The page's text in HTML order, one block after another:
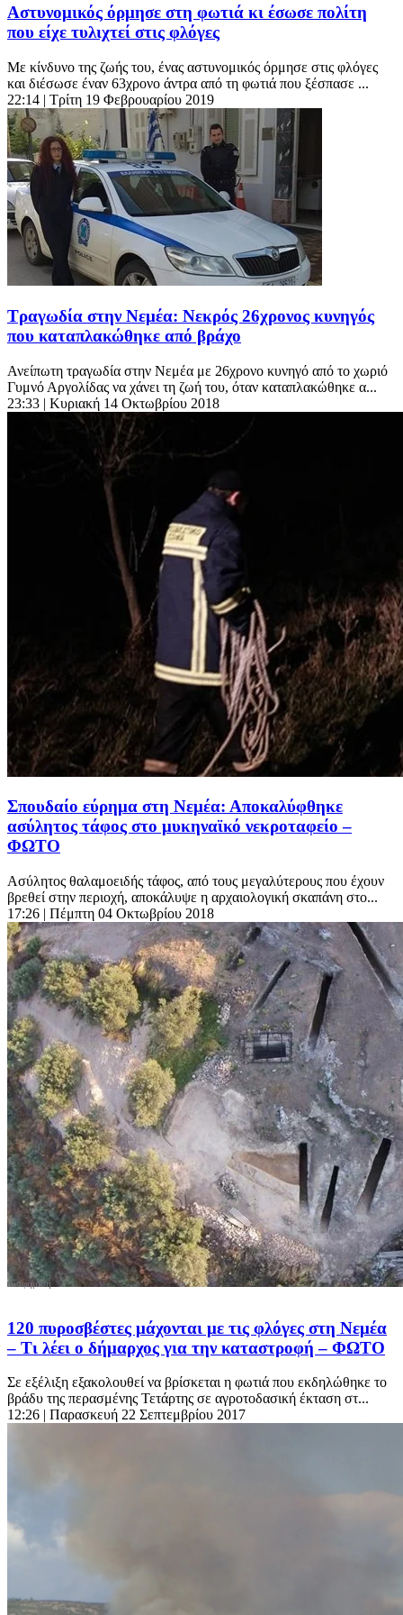
Αστυνομικός όρμησε στη φωτιά κι έσωσε πολίτη
που είχε τυλιχτεί στις φλόγες
Με κίνδυνο της ζωής του, ένας αστυνομικός όρμησε στις φλόγες
και διέσωσε έναν 63χρονο άντρα από τη φωτιά που ξέσπασε ...
22:14 | Τρίτη 19 Φεβρουαρίου 2019
Τραγωδία στην Νεμέα: Νεκρός 26χρονος κυνηγός
που καταπλακώθηκε από βράχο
Ανείπωτη τραγωδία στην Νεμέα με 26χρονο κυνηγό από το χωριό
Γυμνό Αργολίδας να χάνει τη ζωή του, όταν καταπλακώθηκε α...
23:33 | Κυριακή 14 Οκτωβρίου 2018
Σπουδαίο εύρημα στη Νεμέα: Αποκαλύφθηκε
ασύλητος τάφος στο μυκηναϊκό νεκροταφείο –
ΦΩΤΟ
Ασύλητος θαλαμοειδής τάφος, από τους μεγαλύτερους που έχουν
βρεθεί στην περιοχή, αποκάλυψε η αρχαιολογική σκαπάνη στο...
17:26 | Πέμπτη 04 Οκτωβρίου 2018
120 πυροσβέστες μάχονται με τις φλόγες στη Νεμέα
– Τι λέει ο δήμαρχος για την καταστροφή – ΦΩΤΟ
Σε εξέλιξη εξακολουθεί να βρίσκεται η φωτιά που εκδηλώθηκε το
βράδυ της περασμένης Τετάρτης σε αγροτοδασική έκταση στ...
12:26 | Παρασκευή 22 Σεπτεμβρίου 2017